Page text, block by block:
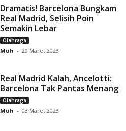
Dramatis! Barcelona Bungkam
Real Madrid, Selisih Poin
Semakin Lebar
Olahraga
Muh - 20 Maret 2023
Real Madrid Kalah, Ancelotti:
Barcelona Tak Pantas Menang
Olahraga
Muh - 03 Maret 2023